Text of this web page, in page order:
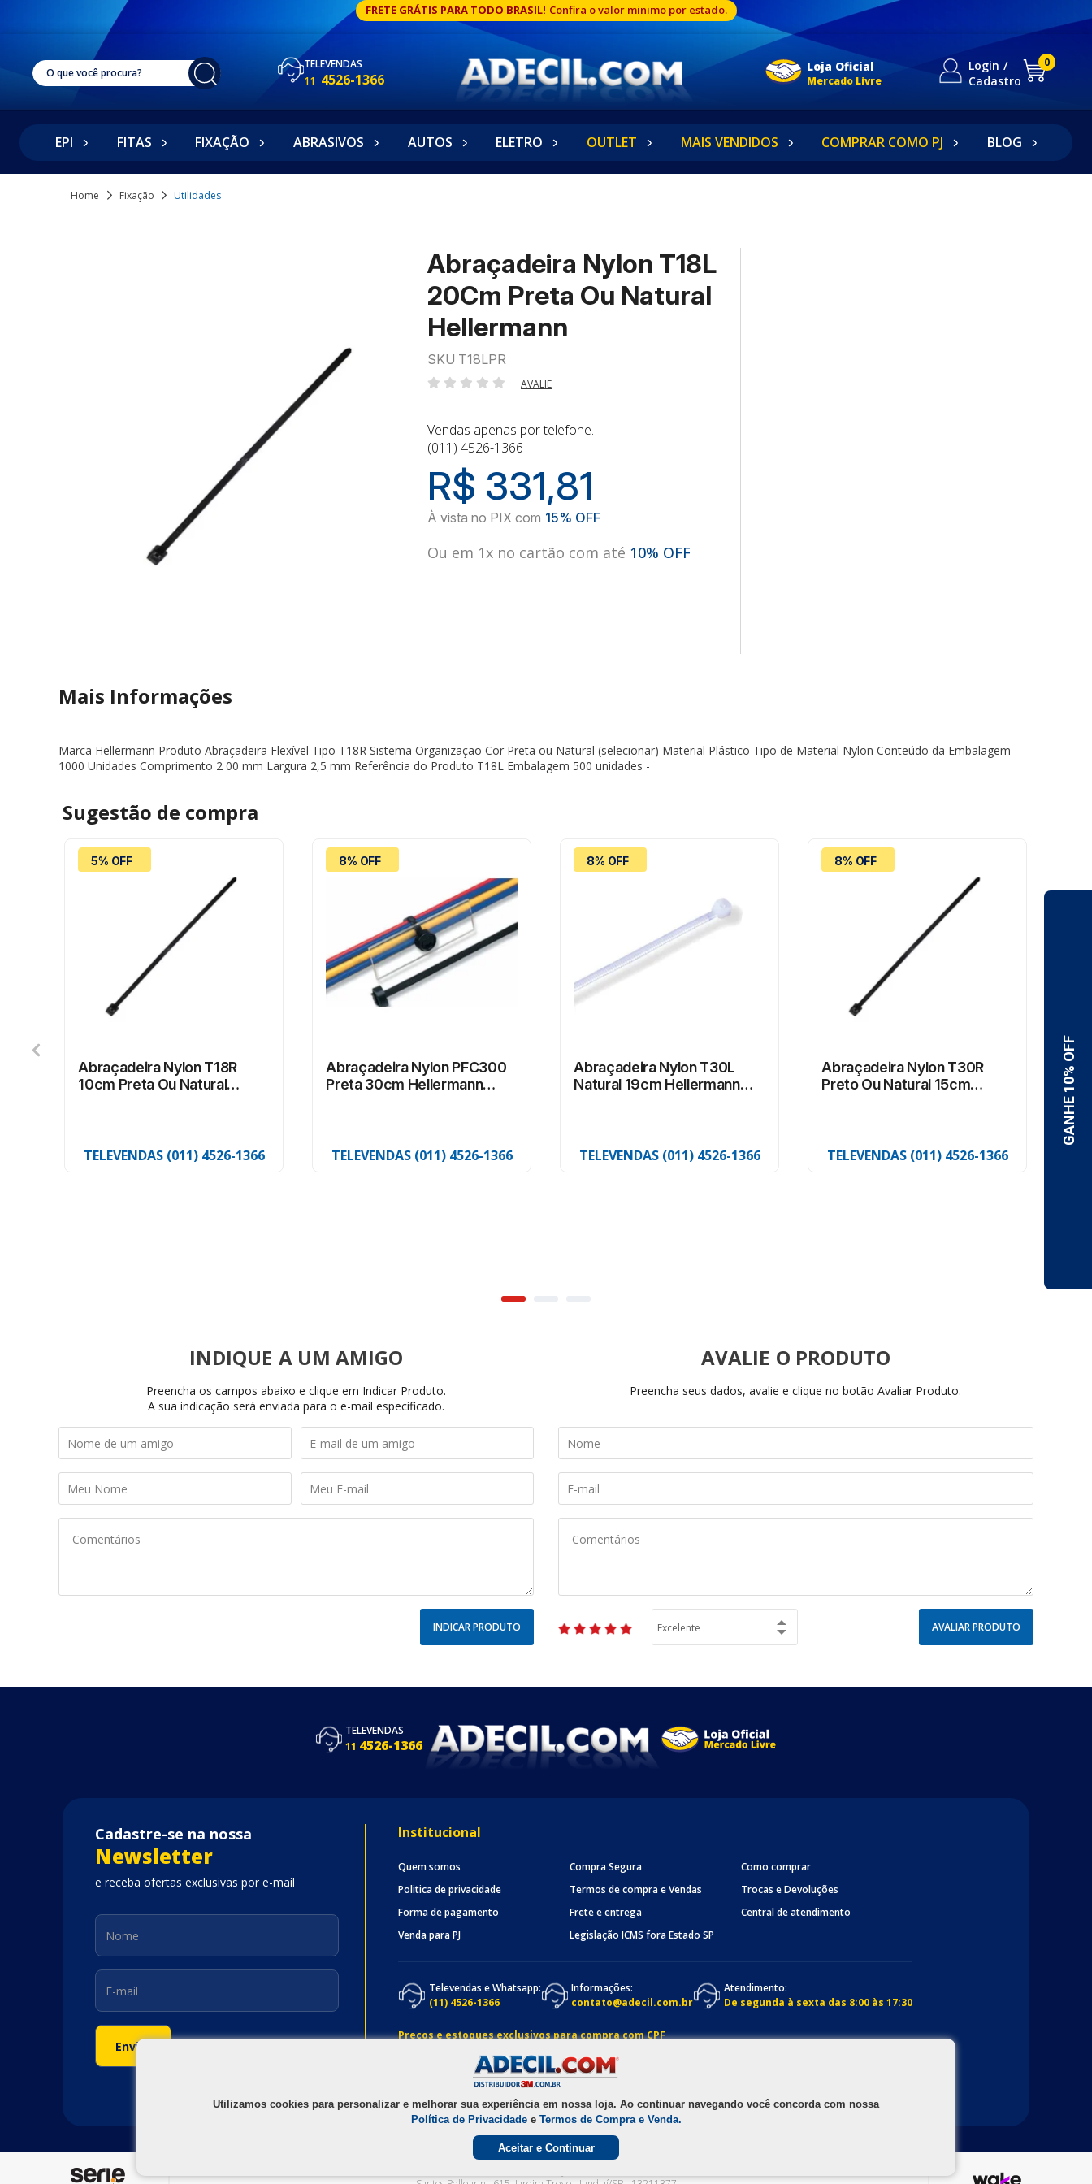
FRETE GRÁTIS PARA TODO BRASIL! Confira o valor minimo por estado.
TELEVENDAS
11 4526-1366
Loja Oficial
Mercado Livre
Login
Cadastro
0
EPI FITAS FIXAÇÃO ABRASIVOS AUTOS ELETRO OUTLET MAIS VENDIDOS COMPRAR COMO PJ BLOG
Home Fixação Utilidades
Abraçadeira Nylon T18L
20Cm Preta Ou Natural
Hellermann
SKU T18LPR
AVALIE
Vendas apenas por telefone.
(011) 4526-1366
R$ 331,81
Ou em 1x no cartão com até 10% OFF
Mais Informações
Marca Hellermann Produto Abraçadeira Flexível Tipo T18R Sistema Organização Cor Preta ou Natural (selecionar) Material Plástico Tipo de Material Nylon Conteúdo da Embalagem
1000 Unidades Comprimento 2 00 mm Largura 2,5 mm Referência do Produto T18L Embalagem 500 unidades -
Sugestão de compra
5% OFF
Abraçadeira Nylon T18R
10cm Preta Ou Natural
TELEVENDAS (011) 4526-1366
8% OFF
Abraçadeira Nylon PFC300
Preta 30cm Hellermann
TELEVENDAS (011) 4526-1366
8% OFF
Abraçadeira Nylon T30L
Natural 19cm Hellermann
TELEVENDAS (011) 4526-1366
8% OFF
Abraçadeira Nylon T30R
Preto Ou Natural 15cm
TELEVENDAS (011) 4526-1366
INDIQUE
Preencha os campos abaixo e clique em Indicar Produto.
A sua indicação será enviada para o e-mail especificado.
INDICAR PRODUTO
AVALIE
Preencha seus dados, avalie e clique no botão Avaliar Produto.
AVALIAR PRODUTO
Utilizamos cookies para personalizar e melhorar sua experiência em nossa loja. Ao continuar navegando você concorda com nossa
Política de Privacidade e Termos de Compra e Venda.
Aceitar e Continuar
TELEVENDAS
11 4526-1366
Cadastre-se na nossa
Newsletter
e receba ofertas exclusivas por e-mail
Institucional
Quem somos Compra Segura
Como comprar
Politica de privacidade
Termos de compra e Vendas
Trocas e Devoluções
Forma de pagamento
Frete e entrega
Central de atendimento
Venda para PJ
Legislação ICMS fora Estado SP
Televendas e Whatsapp:
(11) 4526-1366
Informações:
contato@adecil.com.br
Atendimento:
De segunda à sexta das 8:00 às 17:30
Preços e estoques exclusivos para compra com CPF